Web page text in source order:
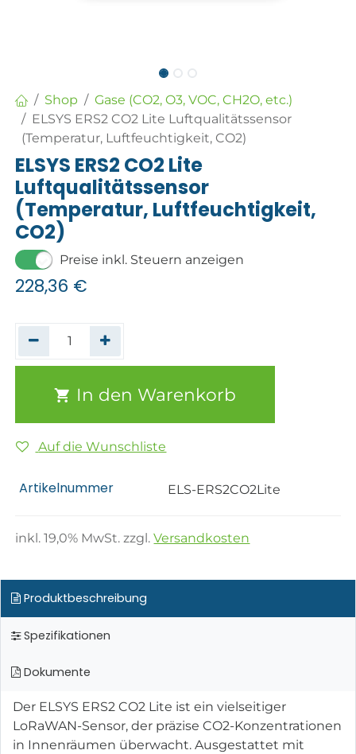
Shop
Gase (CO2, O3, VOC, CH2O, etc.)
ELSYS ERS2 CO2 Lite Luftqualitätssensor
(Temperatur, Luftfeuchtigkeit, CO2)
ELSYS ERS2 CO2 Lite
Luftqualitätssensor
(Temperatur, Luftfeuchtigkeit,
CO2)
Preise inkl. Steuern anzeigen
228,36 €
In den Warenkorb
Auf die Wunschliste
Artikelnummer ELS-ERS2CO2Lite
inkl.19,0% MwSt. zzgl.Versandkosten
Produktbeschreibung
Spezifikationen
Dokumente
Der ELSYS ERS2 CO2 Lite ist ein vielseitiger
LoRaWAN-Sensor, der präzise CO2-Konzentrationen
in Innenräumen überwacht. Ausgestattet mit